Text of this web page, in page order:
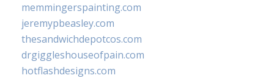
memmingerspainting.com
jeremypbeasley.com
thesandwichdepotcos.com
drgiggleshouseofpain.com
hotflashdesigns.com